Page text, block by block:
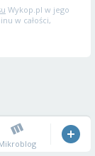
Wykop.pl w jego
w całości,